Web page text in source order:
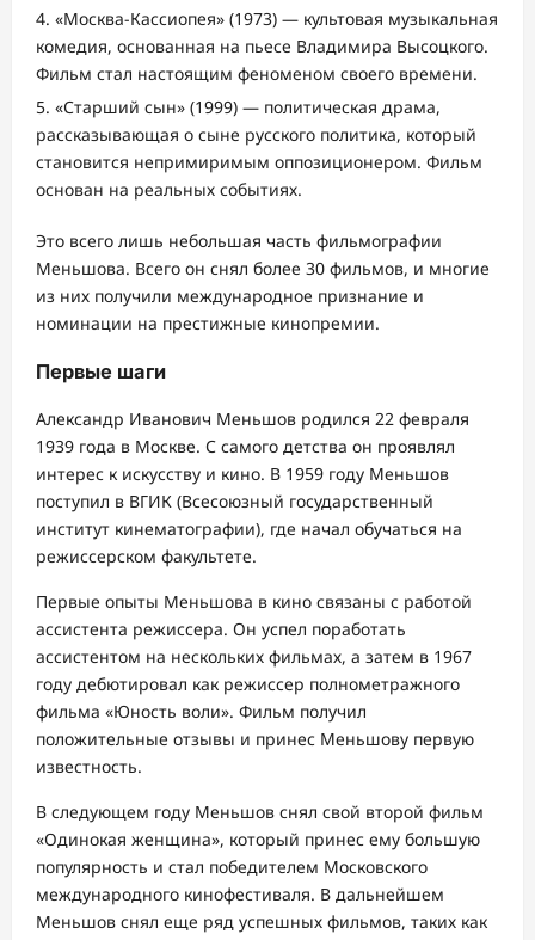
«Москва-Кассиопея» (1973) — культовая музыкальная
комедия, основанная на пьесе Владимира Высоцкого.
Фильм стал настоящим феноменом своего времени.
«Старший сын» (1999) — политическая драма,
рассказывающая о сыне русского политика, который
становится непримиримым оппозиционером. Фильм
основан на реальных событиях.
Это всего лишь небольшая часть фильмографии
Меньшова. Всего он снял более 30 фильмов, и многие
из них получили международное признание и
номинации на престижные кинопремии.
Первые шаги
Александр Иванович Меньшов родился 22 февраля
1939 года в Москве. С самого детства он проявлял
интерес к искусству и кино. В 1959 году Меньшов
поступил в ВГИК (Всесоюзный государственный
институт кинематографии), где начал обучаться на
режиссерском факультете.
Первые опыты Меньшова в кино связаны с работой
ассистента режиссера. Он успел поработать
ассистентом на нескольких фильмах, а затем в 1967
году дебютировал как режиссер полнометражного
фильма «Юность воли». Фильм получил
положительные отзывы и принес Меньшову первую
известность.
В следующем году Меньшов снял свой второй фильм
«Одинокая женщина», который принес ему большую
популярность и стал победителем Московского
международного кинофестиваля. В дальнейшем
Меньшов снял еще ряд успешных фильмов, таких как